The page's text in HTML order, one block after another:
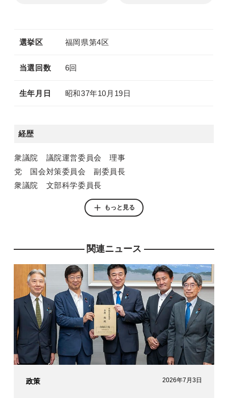
選挙区 福岡県第4区
当選回数 6回
生年月日 昭和37年10月19日
経歴
衆議院 議院運営委員会 理事
党 国会対策委員会 副委員長
衆議院 文部科学委員長
議員秘書
青山学院大卒
もっと見る
関連ニュース
政策 2026年7月3日